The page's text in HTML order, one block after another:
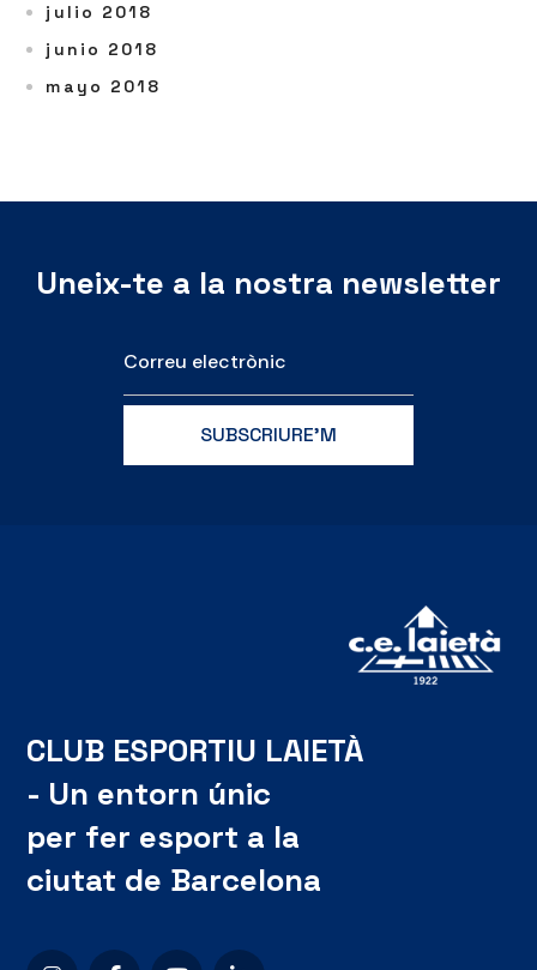
julio 2018
junio 2018
mayo 2018
Uneix-te a la nostra newsletter
CLUB ESPORTIU LAIETÀ
- Un entorn únic
per fer esport a la
ciutat de Barcelona